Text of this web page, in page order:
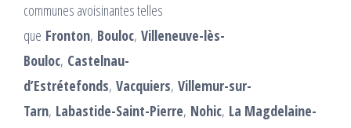
communes avoisinantes telles
que Fronton, Bouloc, Villeneuve-lès-
Bouloc, Castelnau-
d’Estrétefonds, Vacquiers, Villemur-sur-
Tarn, Labastide-Saint-Pierre, Nohic, La Magdelaine-